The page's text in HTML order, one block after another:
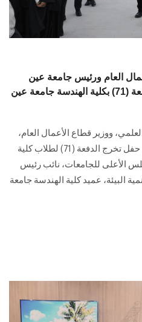
العام ورئيس جامعة عين
شمس يشهدون حفل تخرج الدفعة (71) بكلية الهندسة جامعة عين
ووزير قطاع الأعمال العام،
رئيس جامعة عين شمس فعاليات حفل تخرج الدفعة (71) لطلاب كلية
الأعلى للجامعات، نائب رئيس
البيئة، عميد كلية الهندسة جامعة